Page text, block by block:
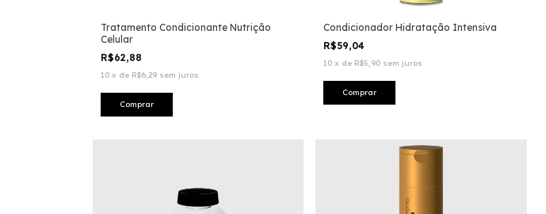
Tratamento Condicionante Nutrição
Celular
R$62,88
10 x de R$6,29 sem juros
Condicionador Hidratação Intensiva
R$59,04
10 x de R$5,90 sem juros